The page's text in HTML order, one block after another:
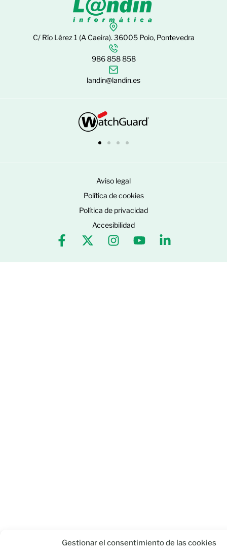
Gestionar el consentimiento de las cookies
C/ Río Lérez 1 (A Caeira). 36005 Poio, Pontevedra
986 858 858
landin@landin.es
Aviso legal
Política de cookies
Política de privacidad
Accesibilidad